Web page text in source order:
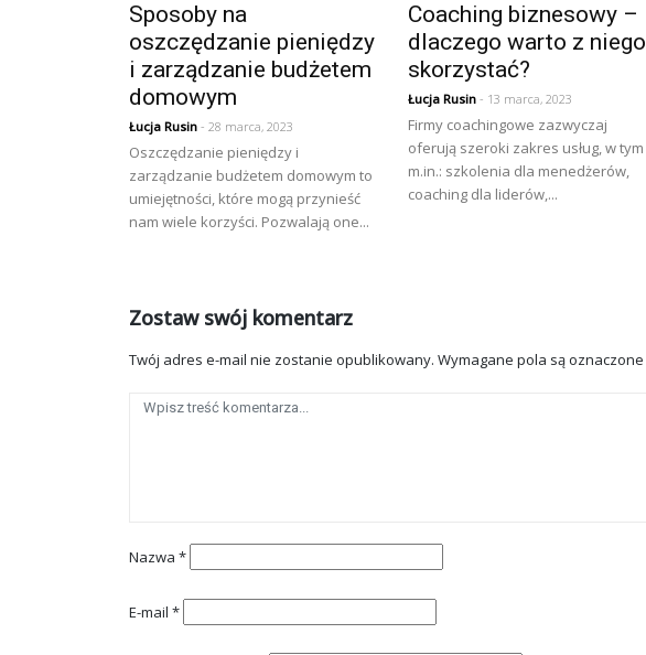
Sposoby na
oszczędzanie pieniędzy
i zarządzanie budżetem
domowym
Łucja Rusin - 28 marca, 2023
Oszczędzanie pieniędzy i
zarządzanie budżetem domowym to
umiejętności, które mogą przynieść
nam wiele korzyści. Pozwalają one...
Coaching biznesowy –
dlaczego warto z niego
skorzystać?
Łucja Rusin - 13 marca, 2023
Firmy coachingowe zazwyczaj
oferują szeroki zakres usług, w tym
m.in.: szkolenia dla menedżerów,
coaching dla liderów,...
Zostaw swój komentarz
Twój adres e-mail nie zostanie opublikowany. Wymagane pola są oznaczone
Nazwa *
E-mail *